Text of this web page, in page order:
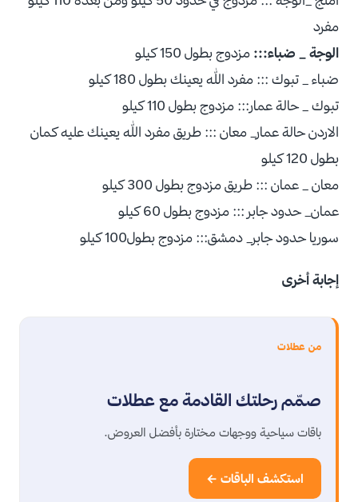
مفرد
الوجة _ ضباء::: مزدوج بطول 150 كيلو
ضباء _ تبوك ::: مفرد الله يعينك بطول 180 كيلو
تبوك _ حالة عمار::: مزدوج بطول 110 كيلو
الاردن حالة عمار_ معان ::: طريق مفرد الله يعينك عليه كمان
بطول 120 كيلو
معان _ عمان ::: طريق مزدوج بطول 300 كيلو
عمان_ حدود جابر ::: مزدوج بطول 60 كيلو
سوريا حدود جابر_ دمشق::: مزدوج بطول100 كيلو
إجابة أخرى
من عطلات
صمّم رحلتك القادمة مع عطلات
باقات سياحية ووجهات مختارة بأفضل العروض.
استكشف الباقات ←